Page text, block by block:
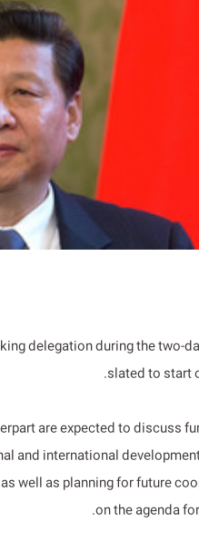
delegation during the two-
slated to start
are expected to discuss
and international
well as planning for future
on the agenda